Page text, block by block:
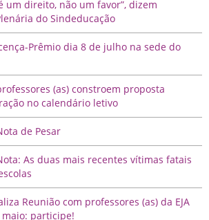
um direito, não um favor”, dizem
do Sindeducação
Prêmio dia 8 de julho na sede do
(as) constroem proposta
no calendário letivo
de Pesar
As duas mais recentes vítimas fatais
Reunião com professores (as) da EJA
maio: participe!